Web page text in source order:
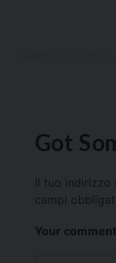
Got
Il tuo
campi
Your comment